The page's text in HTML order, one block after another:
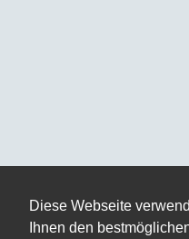
Diese Webseite
Ihnen den